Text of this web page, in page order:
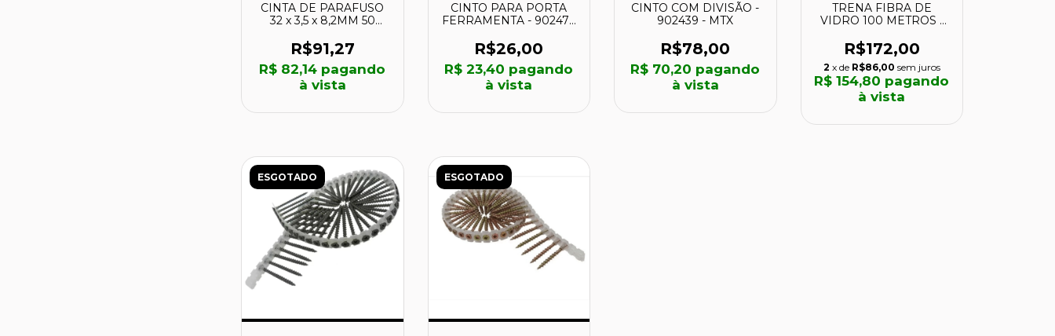
CINTA DE PARAFUSO
32 x 3,5 x 8,2MM 50
MAKITA
R$91,27
R$ 82,14 pagando
à vista
CINTO PARA PORTA
FERRAMENTA - 902479
R$26,00
R$ 23,40 pagando
à vista
CINTO COM DIVISÃO -
902439 - MTX
R$78,00
R$ 70,20 pagando
à vista
TRENA FIBRA DE
VIDRO 100 METROS -
R$172,00
2 x de R$86,00 sem juros
R$ 154,80 pagando
à vista
ESGOTADO ESGOTADO